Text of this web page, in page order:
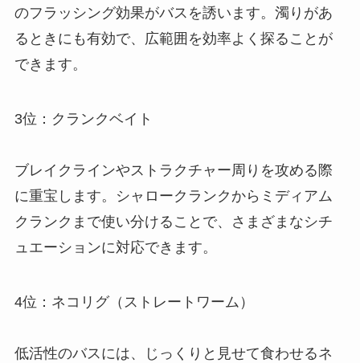
のフラッシング効果がバスを誘います。濁りがあ
るときにも有効で、広範囲を効率よく探ることが
できます。
3位：クランクベイト
ブレイクラインやストラクチャー周りを攻める際
に重宝します。シャロークランクからミディアム
クランクまで使い分けることで、さまざまなシチ
ュエーションに対応できます。
4位：ネコリグ（ストレートワーム）
低活性のバスには、じっくりと見せて食わせるネ